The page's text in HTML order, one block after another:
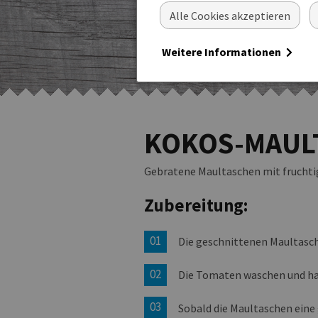
KOKOS-
Gebratene Maultaschen mit
Zubereitung:
Die geschnittenen
Die Tomaten waschen und
Sobald die Maultaschen
Alle Cookies akzeptieren
Weitere Informationen